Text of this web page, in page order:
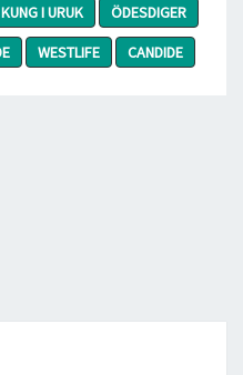
I URUK
ÖDESDIGER
WESTLIFE CANDIDE